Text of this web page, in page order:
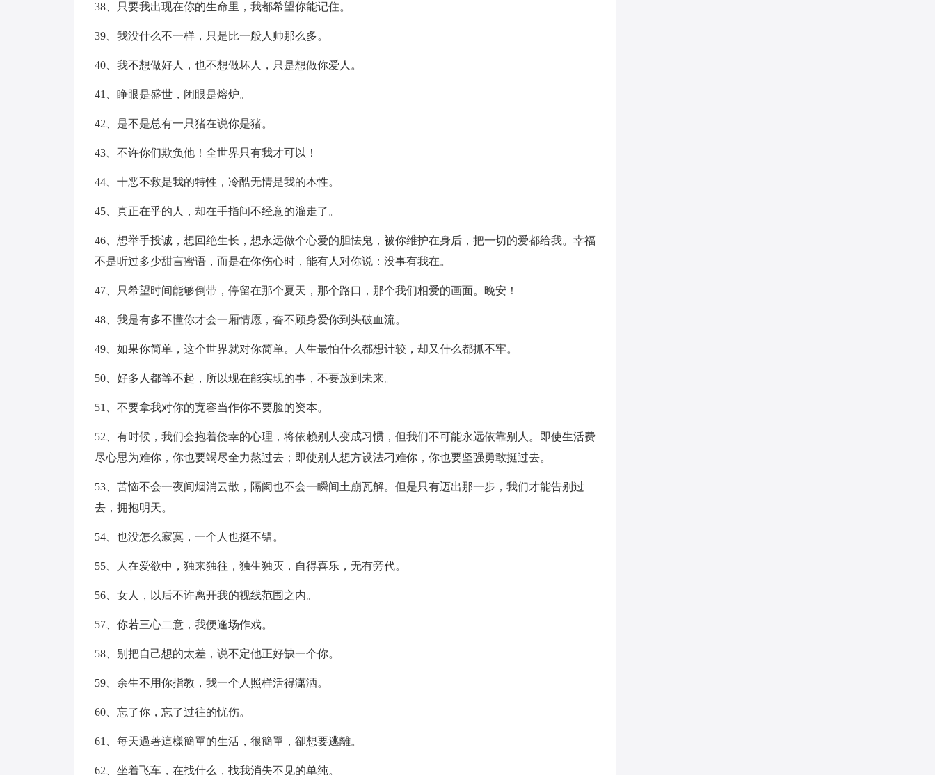
38、只要我出现在你的生命里，我都希望你能记住。
39、我没什么不一样，只是比一般人帅那么多。
40、我不想做好人，也不想做坏人，只是想做你爱人。
41、睁眼是盛世，闭眼是熔炉。
42、是不是总有一只猪在说你是猪。
43、不许你们欺负他！全世界只有我才可以！
44、十恶不救是我的特性，冷酷无情是我的本性。
45、真正在乎的人，却在手指间不经意的溜走了。
46、想举手投诚，想回绝生长，想永远做个心爱的胆怯鬼，被你维护在身后，把一切的爱都给我。幸福
不是听过多少甜言蜜语，而是在你伤心时，能有人对你说：没事有我在。
47、只希望时间能够倒带，停留在那个夏天，那个路口，那个我们相爱的画面。晚安！
48、我是有多不懂你才会一厢情愿，奋不顾身爱你到头破血流。
49、如果你简单，这个世界就对你简单。人生最怕什么都想计较，却又什么都抓不牢。
50、好多人都等不起，所以现在能实现的事，不要放到未来。
51、不要拿我对你的宽容当作你不要脸的资本。
52、有时候，我们会抱着侥幸的心理，将依赖别人变成习惯，但我们不可能永远依靠别人。即使生活费
尽心思为难你，你也要竭尽全力熬过去；即使别人想方设法刁难你，你也要坚强勇敢挺过去。
53、苦恼不会一夜间烟消云散，隔阂也不会一瞬间土崩瓦解。但是只有迈出那一步，我们才能告别过
去，拥抱明天。
54、也没怎么寂寞，一个人也挺不错。
55、人在爱欲中，独来独往，独生独灭，自得喜乐，无有旁代。
56、女人，以后不许离开我的视线范围之内。
57、你若三心二意，我便逢场作戏。
58、别把自己想的太差，说不定他正好缺一个你。
59、余生不用你指教，我一个人照样活得潇洒。
60、忘了你，忘了过往的忧伤。
61、每天過著這樣簡單的生活，很簡單，卻想要逃離。
62、坐着飞车，在找什么，找我消失不见的单纯。